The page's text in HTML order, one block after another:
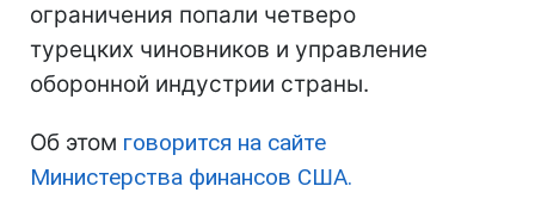
ограничения попали четверо
турецких чиновников и управление
оборонной индустрии страны.
Об этом говорится на сайте
Министерства финансов США.